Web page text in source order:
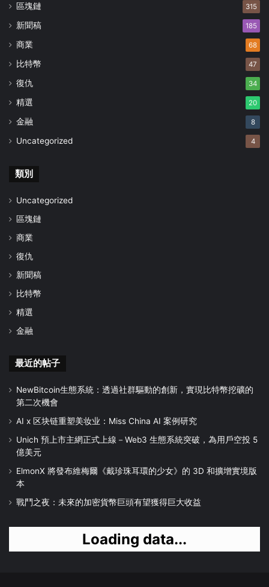
區塊鏈 315
新聞稿 185
商業 68
比特幣 47
復仇 34
精選 20
金融 8
Uncategorized 4
類別
Uncategorized
區塊鏈
商業
復仇
新聞稿
比特幣
精選
金融
最近的帖子
NewBitcoin生態系統：透過社群驅動的創新，實現比特幣挖礦的
第二次機會
AI x 区块链重塑美妆业：Miss China AI 案例研究
Unich 預上市主網正式上線－Web3 生態系統突破，為用戶空投 5
億美元
ElmonX 將發布維梅爾《戴珍珠耳環的少女》的 3D 和擴增實境版
本
戰鬥之夜：未來的加密貨幣巨頭有望獲得巨大收益
Loading data...